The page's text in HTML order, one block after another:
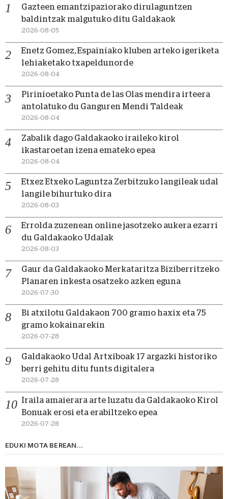
Gazteen emantzipaziorako dirulaguntzen
baldintzak malgutuko ditu Galdakaok
2026-08-05
Enetz Gomez, Espainiako kluben arteko igeriketa
lehiaketako txapeldunorde
2026-08-04
Pirinioetako Punta de las Olas mendira irteera
antolatuko du Ganguren Mendi Taldeak
2026-08-04
Zabalik dago Galdakaoko iraileko kirol
ikastaroetan izena emateko epea
2026-08-04
Etxez Etxeko Laguntza Zerbitzuko langileak udal
langile bihurtuko dira
2026-08-03
Errolda zuzenean online jasotzeko aukera ezarri
du Galdakaoko Udalak
2026-08-03
Gaur da Galdakaoko Merkataritza Biziberritzeko
Planaren inkesta osatzeko azken eguna
2026-07-30
Bi atxilotu Galdakaon 700 gramo haxix eta 75
gramo kokainarekin
2026-07-28
Galdakaoko Udal Artxiboak 17 argazki historiko
berri gehitu ditu funts digitalera
2026-07-28
Iraila amaierara arte luzatu da Galdakaoko Kirol
Bonuak erosi eta erabiltzeko epea
2026-07-28
EDUKI MOTA BEREAN...